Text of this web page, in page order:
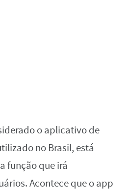
o aplicativo de
no Brasil, está
função que irá
Acontece que o app